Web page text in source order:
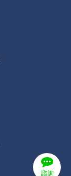
諮詢